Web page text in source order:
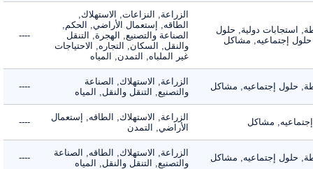
استجابات دولية, حلول
إجتماعيه, مشاكل
الزراعة, النزاعات, الاستهلاك,
الطاقه, إستعمال الأراضي, الحكم,
الصناعة والتصنيع, الهجرة, التنقل
والنقل, السكان, التجاره, الاحتياجات
غير الملباه, التمدن, المياه
----
حلول إجتماعيه, مشاكل
الزراعة, الاستهلاك, الصناعة
والتصنيع, التنقل والنقل, المياه
----
مشاكل
الزراعة, الاستهلاك, الطاقه, إستعمال
الأراضي, التمدن
----
حلول إجتماعيه, مشاكل
الزراعة, الاستهلاك, الطاقه, الصناعة
والتصنيع, التنقل والنقل, المياه
----